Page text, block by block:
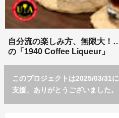
自分流の楽しみ方、無限大
の「1940 Coffee Liqueur」
このプロジェクトは2025/03/31
支援、ありがとうございました。